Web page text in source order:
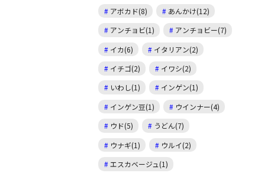
アボカド(8)
あんかけ(12)
アンチョビ(1)
アンチョビー(7)
イカ(6)
イタリアン(2)
イチゴ(2)
イワシ(2)
いわし(1)
インゲン(1)
インゲン豆(1)
ウインナー(4)
ウド(5)
うどん(7)
ウナギ(1)
ウルイ(2)
エスカベージュ(1)